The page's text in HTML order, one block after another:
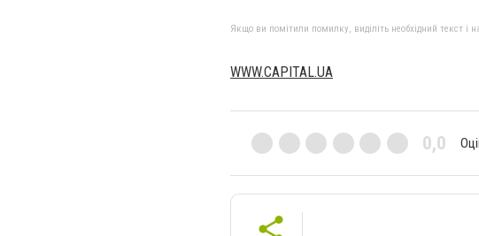
Якщо ви помітили помилку, виділіть необхідний текст і
WWW.CAPITAL.UA
0,0